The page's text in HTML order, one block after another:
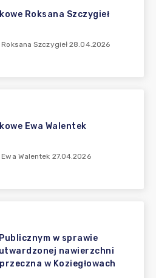
Roksana Szczygieł
Szczygieł 28.04.2026
Ewa Walentek
Walentek 27.04.2026
w sprawie
nawierzchni
w Koziegłowach